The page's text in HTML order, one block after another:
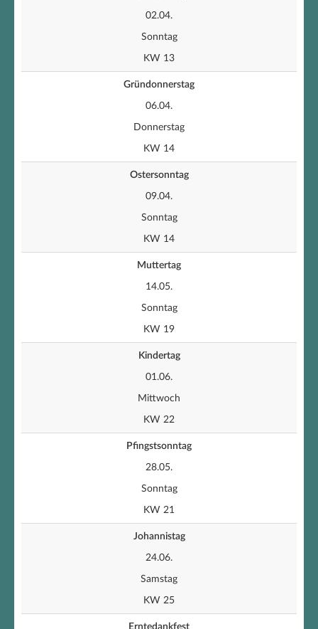
02.04.
Sonntag
KW 13
Gründonnerstag
06.04.
Donnerstag
KW 14
Ostersonntag
09.04.
Sonntag
KW 14
Muttertag
14.05.
Sonntag
KW 19
Kindertag
01.06.
Mittwoch
KW 22
Pfingstsonntag
28.05.
Sonntag
KW 21
Johannistag
24.06.
Samstag
KW 25
Erntedankfest